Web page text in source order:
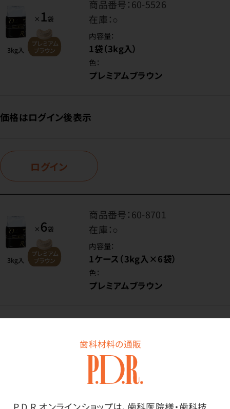
歯科材料の通販
商品番号：60-5526
在庫：○
内容量：
1袋（3kg入）
色：
プレミアムブラウン
価格はログイン後表示
ログイン
商品番号：60-8701
在庫：○
内容量：
1ケース（3kg入×6袋）
色：
プレミアムブラウン